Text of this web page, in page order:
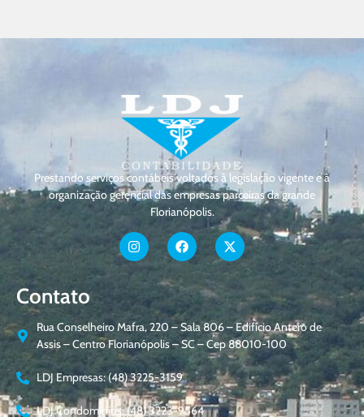
Prestando serviços contábeis voltados à legislação vigente e à
organização gerencial das empresas parceiras da grande
Florianópolis.
Contato
Rua Conselheiro Mafra, 220 – Sala 806 – Edifício Antero de
Assis – Centro Florianópolis – SC – Cep 88010-100
LDJ Empresas: (48) 3225-3159
LDJ Condomínios: (48) 3223-9564